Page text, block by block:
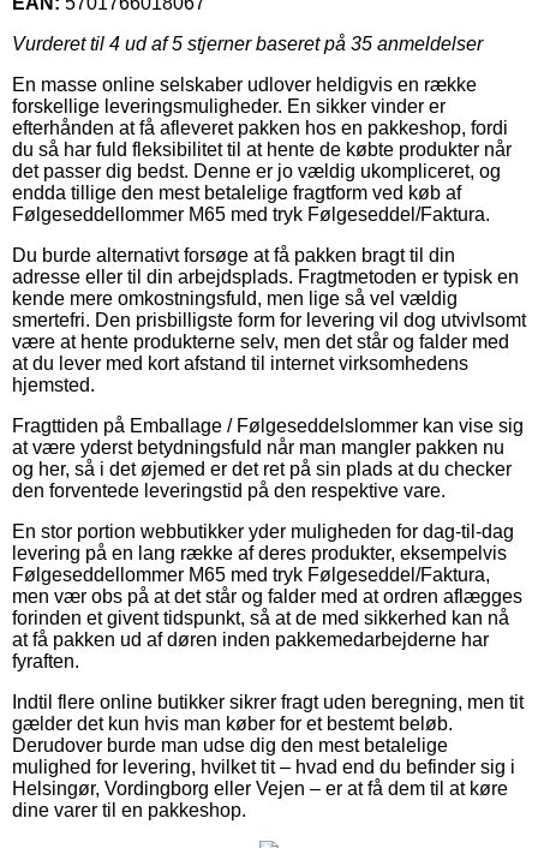
Vurderet til 4 ud af 5 stjerner baseret på 35 anmeldelser
En masse online selskaber udlover heldigvis en række
forskellige leveringsmuligheder. En sikker vinder er
efterhånden at få afleveret pakken hos en pakkeshop, fordi
du så har fuld fleksibilitet til at hente de købte produkter når
det passer dig bedst. Denne er jo vældig ukompliceret, og
endda tillige den mest betalelige fragtform ved køb af
Følgeseddellommer M65 med tryk Følgeseddel/Faktura.
Du burde alternativt forsøge at få pakken bragt til din
adresse eller til din arbejdsplads. Fragtmetoden er typisk en
kende mere omkostningsfuld, men lige så vel vældig
smertefri. Den prisbilligste form for levering vil dog utvivlsomt
være at hente produkterne selv, men det står og falder med
at du lever med kort afstand til internet virksomhedens
hjemsted.
Fragttiden på Emballage / Følgeseddelslommer kan vise sig
at være yderst betydningsfuld når man mangler pakken nu
og her, så i det øjemed er det ret på sin plads at du checker
den forventede leveringstid på den respektive vare.
En stor portion webbutikker yder muligheden for dag-til-dag
levering på en lang række af deres produkter, eksempelvis
Følgeseddellommer M65 med tryk Følgeseddel/Faktura,
men vær obs på at det står og falder med at ordren aflægges
forinden et givent tidspunkt, så at de med sikkerhed kan nå
at få pakken ud af døren inden pakkemedarbejderne har
fyraften.
Indtil flere online butikker sikrer fragt uden beregning, men tit
gælder det kun hvis man køber for et bestemt beløb.
Derudover burde man udse dig den mest betalelige
mulighed for levering, hvilket tit – hvad end du befinder sig i
Helsingør, Vordingborg eller Vejen – er at få dem til at køre
dine varer til en pakkeshop.